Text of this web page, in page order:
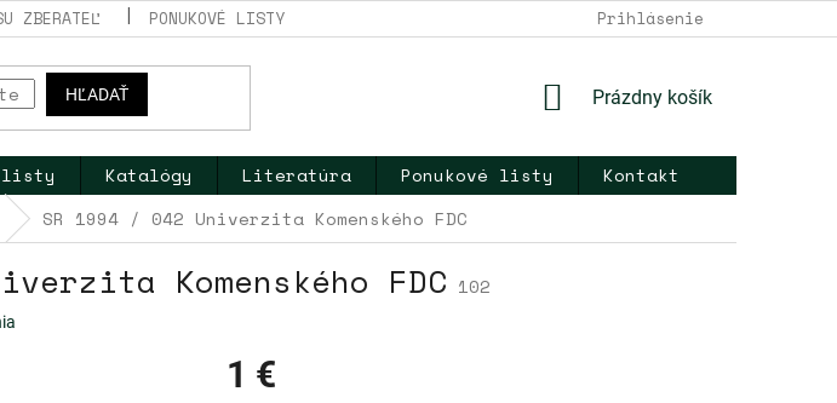
ZBERATEĽ PONUKOVÉ LISTY NAPÍŠTE NÁM KONTAKT
Prihlásenie
HĽADAŤ
NÁKUPNÝ
Prázdny košík
listy Katalógy Literatúra Ponukové listy
Kontakt
SR 1994 / 042 Univerzita Komenského FDC
Komenského FDC 102
1 €